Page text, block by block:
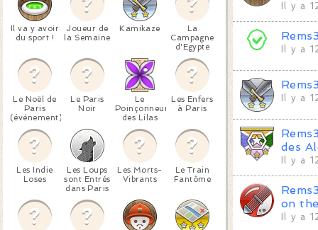
Il va y avoir
du sport !
Joueur de
la Semaine
Kamikaze
La
Campagne
d'Egypte
Le Noël de
Paris
(événement)
Le Paris
Noir
Le
Poinçonneur
des Lilas
Les Enfers
à Paris
Les Indie
Loses
Les Loups
sont Entrés
dans Paris
Les Morts-
Vibrants
Le Train
Fantôme
Il y a
Il y a
Il y a
des
Il y a
on
Il y a